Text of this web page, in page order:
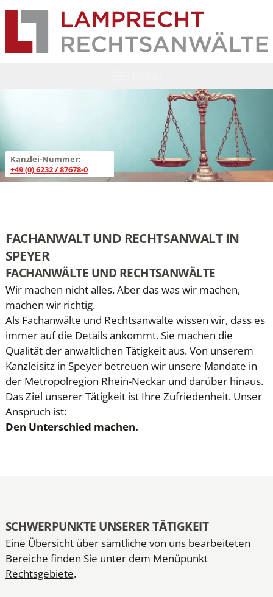
ZUM HAUPTINHALT SPRINGEN
Lamprecht Rechtsanwälte
Kanzlei-Nummer:
+49 (0) 6232 / 87678-0
FACHANWALT UND RECHTSANWALT IN
SPEYER
FACHANWÄLTE UND RECHTSANWÄLTE
Wir machen nicht alles. Aber das was wir machen,
machen wir richtig.
Als Fachanwälte und Rechtsanwälte wissen wir, dass es
immer auf die Details ankommt. Sie machen die
Qualität der anwaltlichen Tätigkeit aus. Von unserem
Kanzleisitz in Speyer betreuen wir unsere Mandate in
der Metropolregion Rhein-Neckar und darüber hinaus.
Das Ziel unserer Tätigkeit ist Ihre Zufriedenheit. Unser
Anspruch ist:
Den Unterschied machen.
SCHWERPUNKTE UNSERER TÄTIGKEIT
Eine Übersicht über sämtliche von uns bearbeiteten
Bereiche finden Sie unter dem Menüpunkt
Rechtsgebiete.